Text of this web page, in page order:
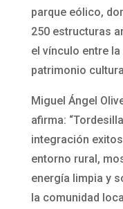
parque eólico,
250 estructuras
el vínculo entre
patrimonio
Miguel Ángel
afirma:
integración
entorno rural,
energía limpia y
la comunidad